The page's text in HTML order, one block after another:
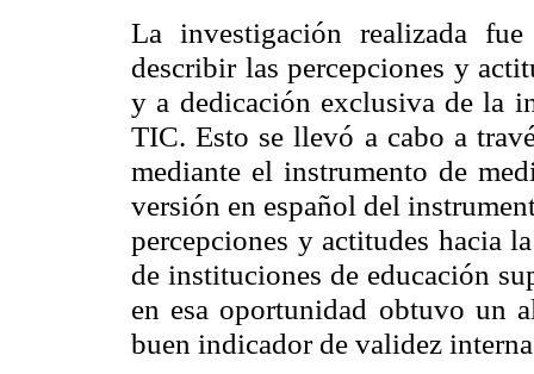
La investigación realizada
describir las percepciones y
y a dedicación exclusiva de la
TIC. Esto se llevó a cabo a
mediante el instrumento de
versión en español del
percepciones y actitudes hacia
de instituciones de educación
en esa oportunidad obtuvo un
buen indicador de validez